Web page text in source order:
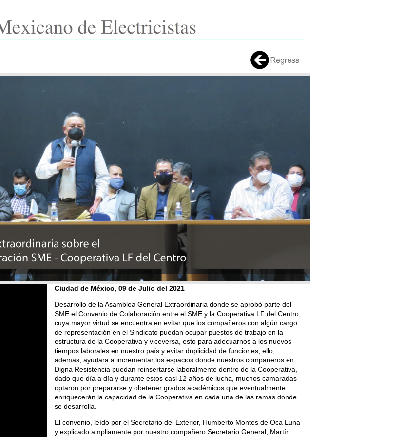
Ciudad de México, 09 de Julio del 2021
Desarrollo de la Asamblea General Extraordinaria donde se aprobó parte del
SME el Convenio de Colaboración entre el SME y la Cooperativa LF del Centro,
cuya mayor virtud se encuentra en evitar que los compañeros con algún cargo
de representación en el Sindicato puedan ocupar puestos de trabajo en la
estructura de la Cooperativa y viceversa, esto para adecuarnos a los nuevos
tiempos laborales en nuestro país y evitar duplicidad de funciones, ello,
además, ayudará a incrementar los espacios donde nuestros compañeros en
Digna Resistencia puedan reinsertarse laboralmente dentro de la Cooperativa,
dado que día a día y durante estos casi 12 años de lucha, muchos camaradas
optaron por prepararse y obetener grados académicos que eventualmente
enriquecerán la capacidad de la Cooperativa en cada una de las ramas donde
se desarrolla.
El convenio, leído por el Secretario del Exterior, Humberto Montes de Oca Luna
y explicado ampliamente por nuestro compañero Secretario General, Martín